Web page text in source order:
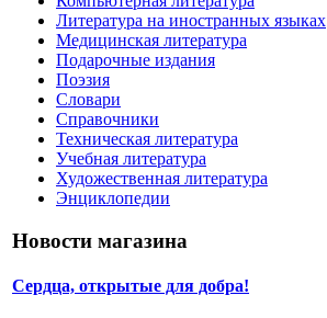
Литература на иностранных языках
Медицинская литература
Подарочные издания
Поэзия
Словари
Справочники
Техническая литература
Учебная литература
Художественная литература
Энциклопедии
Новости магазина
Сердца, открытые для добра!